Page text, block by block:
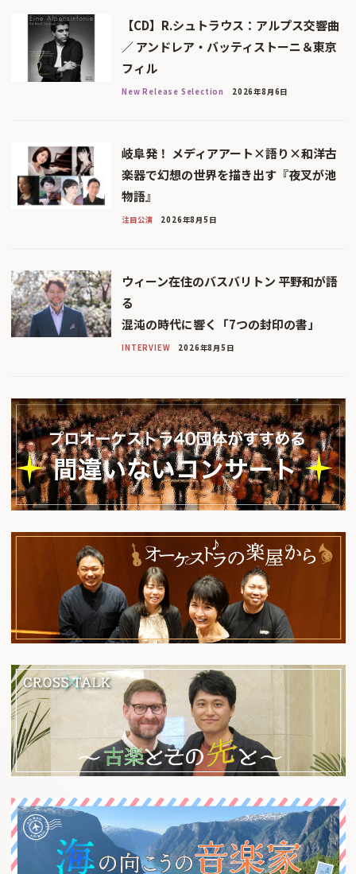
【CD】R.シュトラウス：アルプス交響曲
／ アンドレア・バッティストーニ＆東京
フィル
New Release Selection 2026年8月6日
岐阜発！ メディアアート×語り×和洋古
楽器で幻想の世界を描き出す『夜叉が池
物語』
注目公演 2026年8月5日
ウィーン在住のバスバリトン 平野和が語
る
混沌の時代に響く「7つの封印の書」
INTERVIEW 2026年8月5日